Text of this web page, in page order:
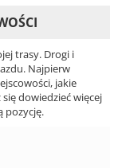
trasy. Drogi i
Najpierw
jakie
dowiedzieć więcej
pozycję.